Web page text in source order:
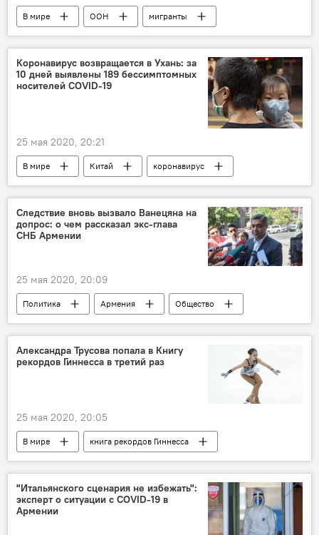
В мире ООН
мигранты
перевод
Коронавирус возвращается в Ухань: за
10 дней выявлены 189 бессимптомных
носителей COVID-19
25 мая 2020, 20:21
В мире Китай коронавирус
Следствие вновь вызвало Ванецяна на
допрос: о чем рассказал экс-глава
СНБ Армении
25 мая 2020, 20:09
Политика Армения
Общество
Артур Ванецян
СНБ
Микаэл Минасян
Новости Армения
Александра Трусова попала в Книгу
рекордов Гиннесса в третий раз
25 мая 2020, 20:05
В мире книга рекордов Гиннесса
"Итальянского сценария не избежать":
эксперт о ситуации с COVID-19 в
Армении